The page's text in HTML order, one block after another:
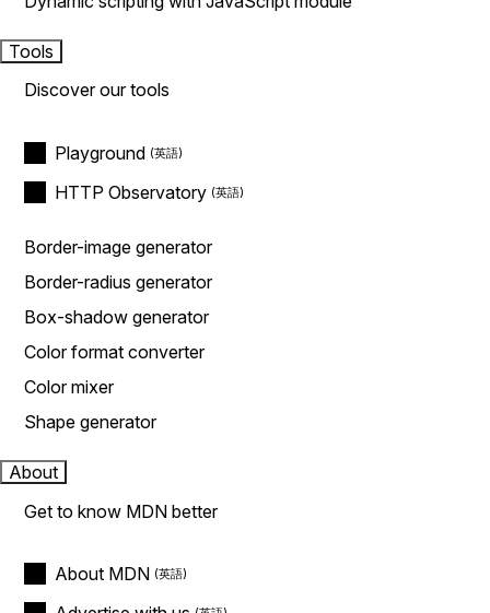
Tools
Discover our tools
Playground
HTTP Observatory
Border-image generator
Border-radius generator
Box-shadow generator
Color format converter
Color mixer
Shape generator
About
Get to know MDN better
About MDN